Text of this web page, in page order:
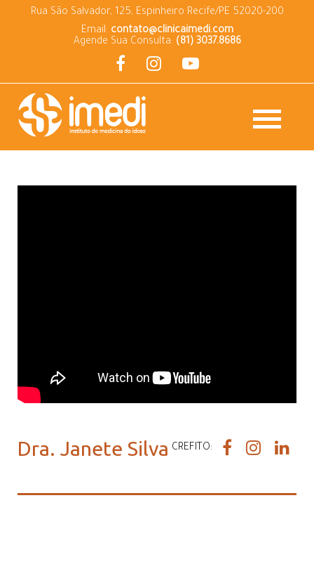
Rua São Salvador, 125, Espinheiro Recife/PE 52020-200
Email: contato@clinicaimedi.com
Agende Sua Consulta: (81) 3037.8686
Dra. Janete Silva CREFITO: